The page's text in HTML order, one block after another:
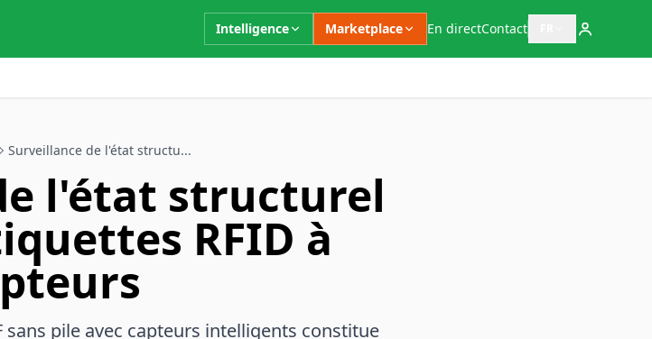
Intelligence Marketplace En directContact Ouvrir le sélecteur
Surveillance de l'état structu...
l'état structurel
RFID à
pile avec capteurs intelligents constitue